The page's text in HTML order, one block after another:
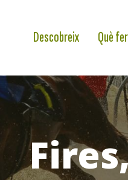
Descobreix Què